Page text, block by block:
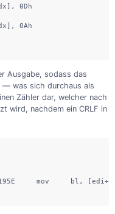
0Dh
0Ah
Ausgabe, sodass das
— was sich durchaus als
Zähler dar, welcher nach
wird, nachdem ein CRLF in
mov     bl,